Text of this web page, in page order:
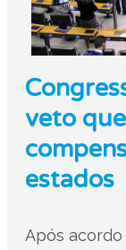
veto
estados
Após